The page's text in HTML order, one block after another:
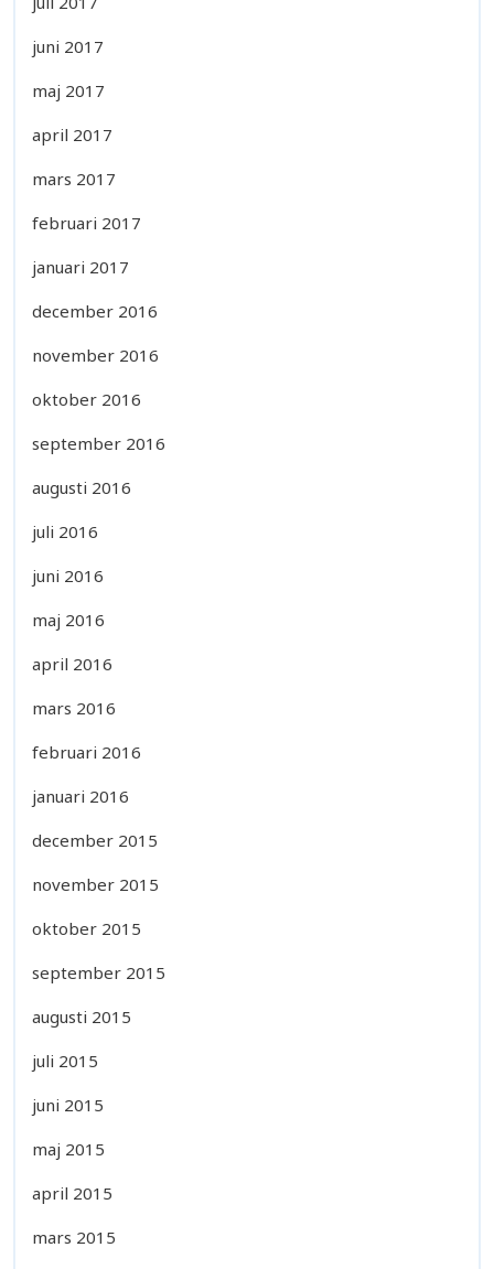
juni 2017
maj 2017
april 2017
mars 2017
februari 2017
januari 2017
december 2016
november 2016
oktober 2016
september 2016
augusti 2016
juli 2016
juni 2016
maj 2016
april 2016
mars 2016
februari 2016
januari 2016
december 2015
november 2015
oktober 2015
september 2015
augusti 2015
juli 2015
juni 2015
maj 2015
april 2015
mars 2015